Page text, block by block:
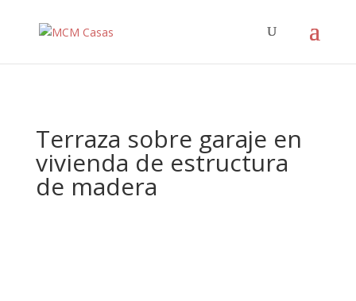
Terraza sobre garaje en
vivienda de estructura
de madera